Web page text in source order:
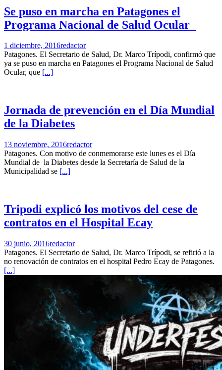
Se puso en marcha en Patagones el
Programa Nacional de Salud Ocular
1 diciembre, 2016redactor
Patagones. El Secretario de Salud, Dr. Marco Trípodi, confirmó que
ya se puso en marcha en Patagones el Programa Nacional de Salud
Ocular, que [...]
Jornada de prevención en el Día Mundial
de la Diabetes
13 noviembre, 2016redactor
Patagones. Con motivo de conmemorarse este lunes es el Día
Mundial de la Diabetes desde la Secretaría de Salud de la
Municipalidad se [...]
Tripodi explicó los motivos del cese de
contratos en el Hospital Ecay
30 junio, 2016redactor
Patagones. El Secretario de Salud, Dr. Marco Trípodi, se refirió a la
no renovación de contratos en el hospital Pedro Ecay de Patagones.
[...]